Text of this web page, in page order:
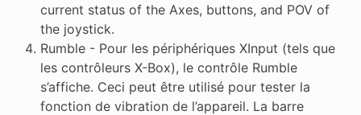
current status of the Axes, buttons, and POV of
the joystick.
Rumble - Pour les périphériques XInput (tels que
les contrôleurs X-Box), le contrôle Rumble
s’affiche. Ceci peut être utilisé pour tester la
fonction de vibration de l’appareil. La barre